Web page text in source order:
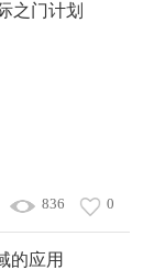
之门计划
836 0
的应用